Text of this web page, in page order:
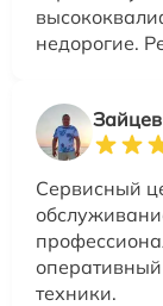
недорогие.
Сервисный
техники.